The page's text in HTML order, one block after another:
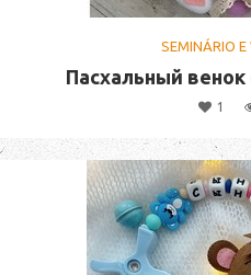
SEMINÁRIO
Пасхальный венок
1